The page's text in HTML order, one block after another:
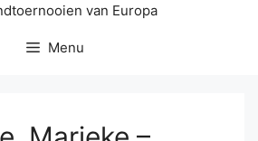
van Europa
Menu